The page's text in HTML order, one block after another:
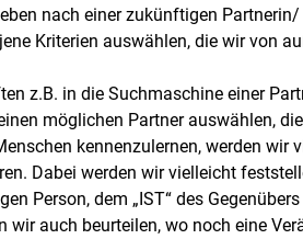
nach einer zukünftigen
Kriterien auswählen, die wir von
z.B. in die Suchmaschine einer
möglichen Partner auswählen,
kennenzulernen, werden wir
Dabei werden wir vielleicht
Person, dem „IST“ des
wir auch beurteilen, wo noch eine